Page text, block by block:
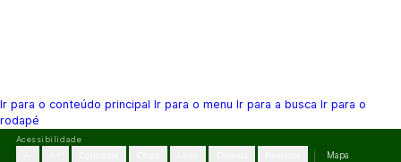
Ir para o conteúdo principal Ir para o menu Ir para a busca Ir para o
rodapé
PularAcessibilidade
Mapa